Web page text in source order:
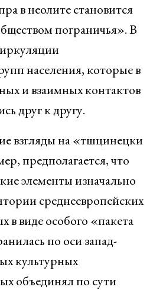
в неолите становится
пограничья». В
населения, которые в
и взаимных контактов
друг к другу.
взгляды на «тшцинецки
предполагается, что
элементы изначально
среднеевропейских
в виде особого «пакета
по оси запад-
культурных
объединял по сути